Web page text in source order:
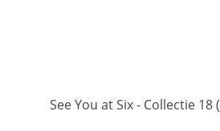
See You at Six - Collectie 18